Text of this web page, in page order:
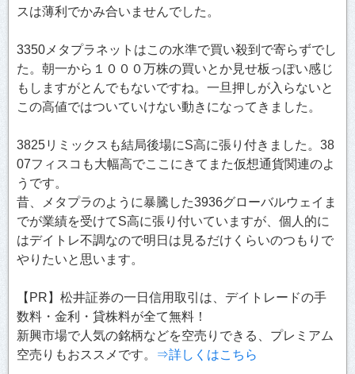
スは薄利でかみ合いませんでした。
3350メタプラネットはこの水準で買い殺到で寄らずでし
た。朝一から１０００万株の買いとか見せ板っぽい感じ
もしますがとんでもないですね。一旦押しが入らないと
この高値ではついていけない動きになってきました。
3825リミックスも結局後場にS高に張り付きました。38
07フィスコも大幅高でここにきてまた仮想通貨関連のよ
うです。
昔、メタプラのように暴騰した3936グローバルウェイま
でが業績を受けてS高に張り付いていますが、個人的に
はデイトレ不調なので明日は見るだけくらいのつもりで
やりたいと思います。
【PR】松井証券の一日信用取引は、デイトレードの手
数料・金利・貸株料が全て無料！
新興市場で人気の銘柄などを空売りできる、プレミアム
空売りもおススメです。
⇒詳しくはこちら